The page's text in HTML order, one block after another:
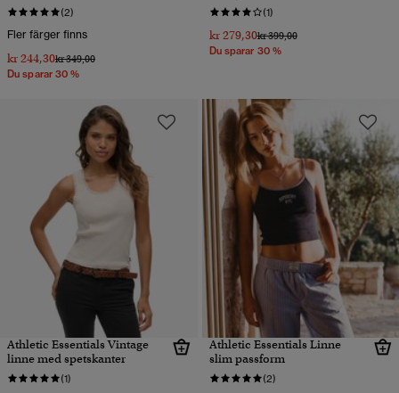
(2)
Fler färger finns
kr 244,30Pris reducerat från
kr 349,00till
Du sparar 30 %
(1)
kr 279,30Pris reducerat från
kr 399,00till
Du sparar 30 %
Athletic Essentials Vintage
linne med spetskanter
(1)
Athletic Essentials Linne
slim passform
(2)